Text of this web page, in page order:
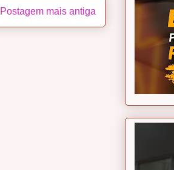
Postagem mais antiga